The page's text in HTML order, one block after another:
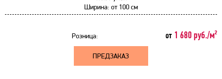
Ширина: от 100 см
Розница: от 1 680 руб./м²
ПРЕДЗАКАЗ